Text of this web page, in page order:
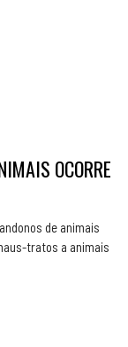
OCORRE
de animais
tratos a animais